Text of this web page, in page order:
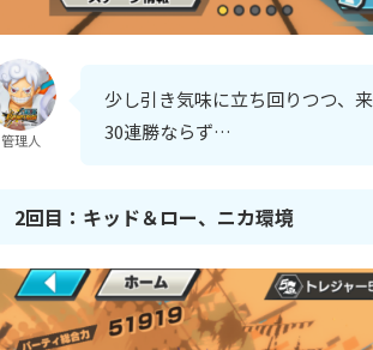
管理人
少し引き気味に立ち回りつつ、
30連勝ならず…
2回目：キッド＆ロー、ニカ環境